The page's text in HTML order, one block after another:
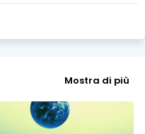
Mostra di più